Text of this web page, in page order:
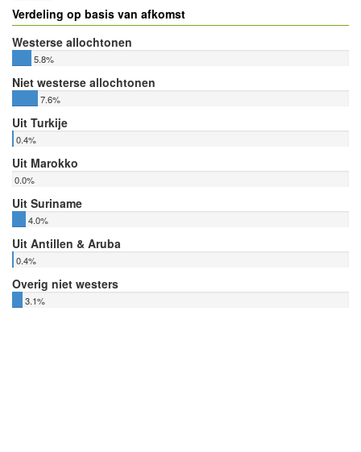
Verdeling op basis van afkomst
Westerse allochtonen
5.8%
Niet westerse allochtonen
7.6%
Uit Turkije
0.4%
Uit Marokko
0.0%
Uit Suriname
4.0%
Uit Antillen & Aruba
0.4%
Overig niet westers
3.1%